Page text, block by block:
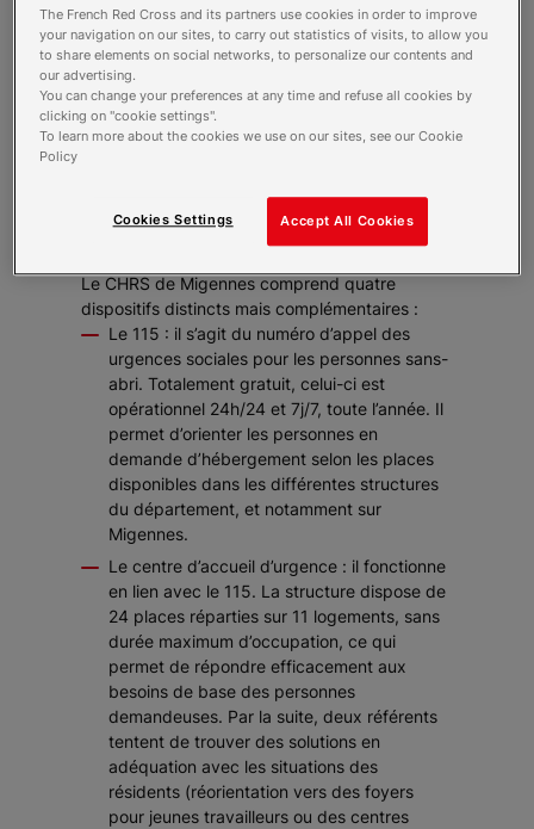
Depuis 1996, le Centre d’Hébergement
et de Réinsertion Sociale (CHRS) de
Migennes offre un dispositif d’aide au
logement précieux sur le département
de l’Yonne (89). En effet, le CHRS
englobe une gamme étendue de
solutions adaptées à chaque personne.
Le CHRS de Migennes comprend quatre
dispositifs distincts mais complémentaires :
Le 115 : il s’agit du numéro d’appel des
urgences sociales pour les personnes sans-
abri. Totalement gratuit, celui-ci est
opérationnel 24h/24 et 7j/7, toute l’année. Il
permet d’orienter les personnes en
demande d’hébergement selon les places
disponibles dans les différentes structures
du département, et notamment sur
Migennes.
Le centre d’accueil d’urgence : il fonctionne
en lien avec le 115. La structure dispose de
24 places réparties sur 11 logements, sans
durée maximum d’occupation, ce qui
permet de répondre efficacement aux
besoins de base des personnes
demandeuses. Par la suite, deux référents
tentent de trouver des solutions en
adéquation avec les situations des
résidents (réorientation vers des foyers
pour jeunes travailleurs ou des centres
The French Red Cross and its partners use cookies in order to improve
your navigation on our sites, to carry out statistics of visits, to allow you
to share elements on social networks, to personalize our contents and
our advertising.
You can change your preferences at any time and refuse all cookies by
clicking on "cookie settings".
To learn more about the cookies we use on our sites, see our Cookie
Policy
Accept All Cookies
Cookies Settings